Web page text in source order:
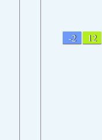
-2 12